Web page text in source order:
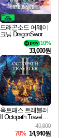
드래곤소드 어웨이
크닝 DragonSword A
10%
33,000원
옥토패스 트래블러
II Octopath Traveler I
49,800
70% 14,940원